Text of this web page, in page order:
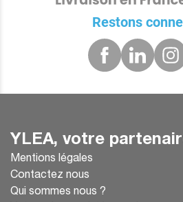
Restons
YLEA, votre
Mentions légales
Contactez nous
Qui sommes nous ?